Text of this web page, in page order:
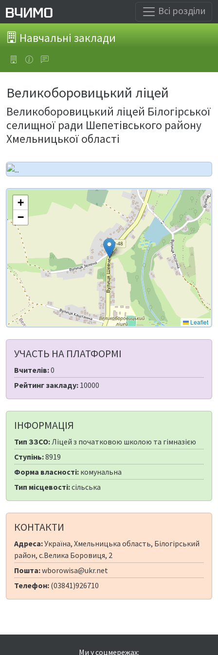
Всі розділи
Навчальні заклади
Великоборовицький ліцей
Великоборовицький ліцей Білогірської
селищної ради Шепетівського району
Хмельницької області
+
−
Leaflet
УЧАСТЬ НА ПЛАТФОРМІ
Вчителів:0
Рейтинг закладу: 10000
ІНФОРМАЦІЯ
Тип ЗЗСО:Ліцей з початковою школою та гімназією
Ступінь:8919
Форма власності: комунальна
Тип місцевості:сільська
КОНТАКТИ
Адреса:Україна, Хмельницька область, Білогірський
район, с.Велика Боровиця, 2
Пошта:wborowisa@ukr.net
Телефон: (03841)926710
Ми у соцмережах: